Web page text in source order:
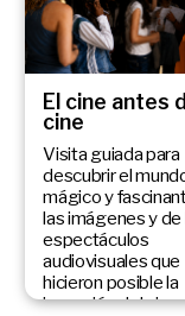
El cine antes
cine
Visita guiada para
descubrir el
mágico y
las imágenes y de
espectáculos
audiovisuales que
hicieron posible la
invención del cine.